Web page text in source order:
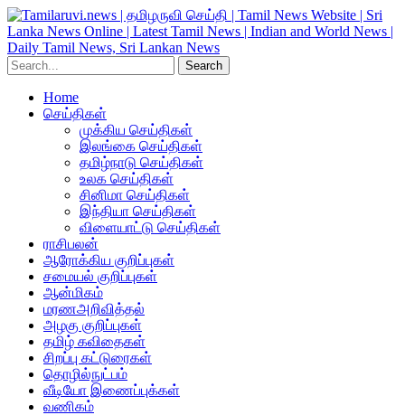
Home
செய்திகள்
முக்கிய செய்திகள்
இலங்கை செய்திகள்
தமிழ்நாடு செய்திகள்
உலக செய்திகள்
சினிமா செய்திகள்
இந்தியா செய்திகள்
விளையாட்டு செய்திகள்
ராசிபலன்
ஆரோக்கிய குறிப்புகள்
சமையல் குறிப்புகள்
ஆன்மிகம்
மரணஅறிவித்தல்
அழகு குறிப்புகள்
தமிழ் கவிதைகள்
சிறப்பு கட்டுரைகள்
தொழில்நுட்பம்
வீடியோ இணைப்புக்கள்
வணிகம்